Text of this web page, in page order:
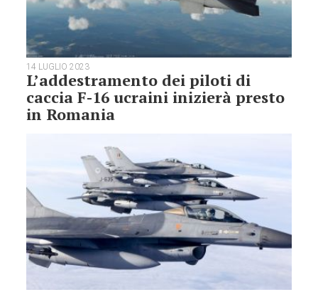
14 LUGLIO 2023
L’addestramento dei piloti di
caccia F-16 ucraini inizierà presto
in Romania